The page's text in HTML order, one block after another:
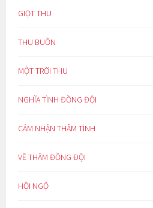
GIỌT THU
THU BUỒN
MỘT TRỜI THU
NGHĨA TÌNH ĐỒNG ĐỘI
CẢM NHẬN THÂM TÌNH
VỀ THĂM ĐỒNG ĐỘI
HỘI NGỘ